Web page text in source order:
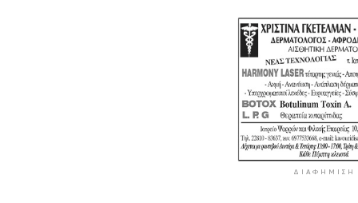
ΔΙΑΦΉΜΙΣΗ